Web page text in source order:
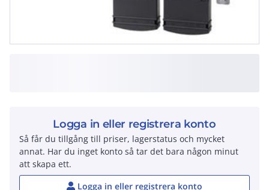
Logga in eller registrera konto
Så får du tillgång till priser, lagerstatus och mycket
annat. Har du inget konto så tar det bara någon minut
att skapa ett.
Logga in eller registrera konto